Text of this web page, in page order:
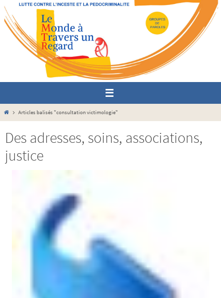
Passer
vers
contenu
HomeArticles balisés "consultation victimologie"
Des adresses, soins, associations,
justice